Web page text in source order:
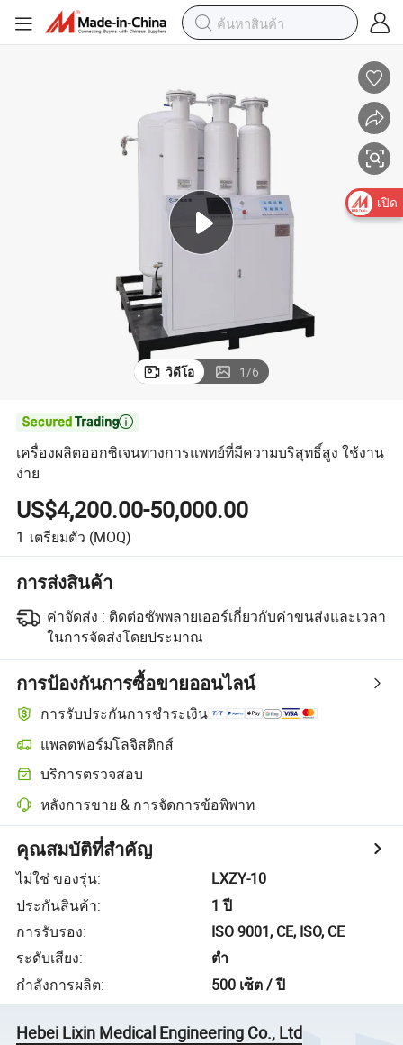
วิดีโอ 1/6

เครื่องผลิตออกซิเจนทางการแพทย์ที่มีความบริสุทธิ์สูง ใช้งาน
ง่าย
US$4,200.00-50,000.00
1 เตรียมตัว (MOQ)
การส่งสินค้า
ค่าจัดส่ง : ติดต่อซัพพลายเออร์เกี่ยวกับค่าขนส่งและเวลา
ในการจัดส่งโดยประมาณ
การป้องกันการซื้อขายออนไลน์
การรับประกันการชำระเงิน
แพลตฟอร์มโลจิสติกส์
บริการตรวจสอบ
หลังการขาย & การจัดการข้อพิพาท
คุณสมบัติที่สำคัญ
ไม่ใช่ ของรุ่น:
LXZY-10
ประกันสินค้า:
1 ปี
การรับรอง:
ISO 9001, CE, ISO, CE
ระดับเสียง:
ต่ำ
กำลังการผลิต: 500 เซ็ต / ปี
Hebei Lixin Medical Engineering Co., Ltd
เปิด